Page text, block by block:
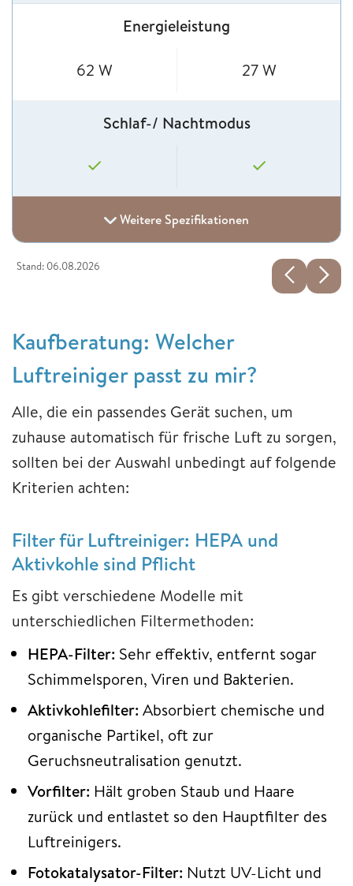
Energieleistung
62 W 27 W
Schlaf-/ Nachtmodus
Weitere Spezifikationen
Stand: 06.08.2026
Kaufberatung: Welcher
Luftreiniger passt zu mir?
Alle, die ein passendes Gerät suchen, um
zuhause automatisch für frische Luft zu sorgen,
sollten bei der Auswahl unbedingt auf folgende
Kriterien achten:
Filter für Luftreiniger: HEPA und
Aktivkohle sind Pflicht
Es gibt verschiedene Modelle mit
unterschiedlichen Filtermethoden:
HEPA-Filter: Sehr effektiv, entfernt sogar
Schimmelsporen, Viren und Bakterien.
Aktivkohlefilter: Absorbiert chemische und
organische Partikel, oft zur
Geruchsneutralisation genutzt.
Vorfilter: Hält groben Staub und Haare
zurück und entlastet so den Hauptfilter des
Luftreinigers.
Fotokatalysator-Filter: Nutzt UV-Licht und